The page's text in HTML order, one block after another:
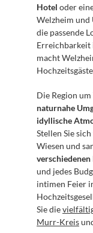
Hotel oder
Welzheim und
die passende
Erreichbarkeit
macht
naturnahe
idyllische
Stellen Sie
und jedes
intimen Feier
Sie die
Murr-Kreis